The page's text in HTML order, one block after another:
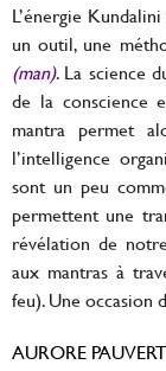
L’énergie
un outil, une
(man). La science
de la conscience
mantra permet
l’intelligence
sont un peu
permettent une
révélation de
aux mantras à
feu). Une occasion
AURORE PAUVERT